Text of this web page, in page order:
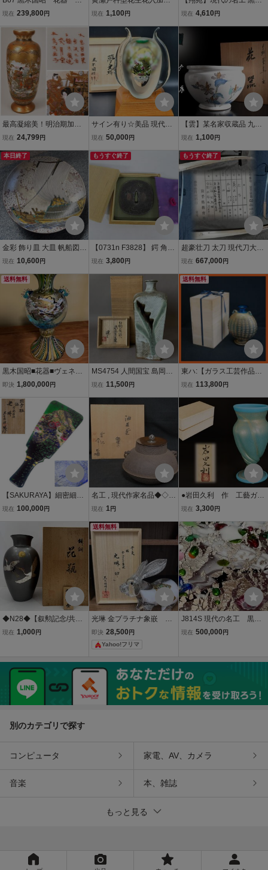
ラチナ象嵌 「光琳」
現在 239,800 円
春花古陶花器花瓶花活用
人個人蔵陶器愛好家所蔵
品
現在 1,100 円
国昭 薩摩切子 銘「猪口」
者 卓越技能者 細密細工 硝
子 酒器 盃 07.18.210
現在 4,610 円
最高凝縮美！明治期加賀
九谷最高峰名工鏑木製・
密絵付名品花瓶！特別
銘・本物保証
現在 24,799円
サイン有り☆美品 現代の
名工 黒木国昭 金彩象嵌
現在 50,000 円
【雲】某名家収蔵品 九谷
名工 武腰潤 色絵 薬草絵付
(飾壺 花入)BY8506 LTUkj
hg
現在 1,100 円
本日終了
金彩 飾り皿 大皿 帆船図
桜文様 和食器 陶磁器 イン
隆窯 北村隆 作 「プラチナ
箔 北前船」 飾皿（飾り
現在 10,600 円
もうすぐ終了
【0731n F3828】 鍔 角丸
形鉄地 責金入 葡萄唐草象
刀装具 武具 時代物 日本刀
鉄製 コレクション アンテ
現在 3,800 円
もうすぐ終了
超豪壮刀 太刀 現代刀大名
工 陸中国宮古住和吉作之
え106.3cm 元幅約36.5cm
元重約0.95cm 日本刀 刀
装具 脇差 短刀
現在 667,000 円
送料無料
黒木国昭■花器■ヴェネチ
アレース金彩象嵌「夢光
工芸
即決 1,800,000 円
MS4754 人間国宝 島岡達
三 白釉象嵌 流文方壺 高
益子焼 濱田庄司 縄文象嵌
花瓶 花入 壷 茶道具 花道
現在 11,500 円
送料無料
東ハ:【ガラス工芸作品】
現代の名工 黒木国昭造 手
ブ 」金彩 花瓶 高さ約33.8
×幅約25.5㎝ 共箱付 ★送
料無料★
現在 113,800 円
【SAKURAYA】細密細工
の希少な作品【羽子板 銘
名工 黒木国昭】ガラス工
芸 置物 オブジェ 作家 在
銘 共箱 骨董品
現在 100,000 円
名工 , 現代作家名品◆◇南
部釜師；佐藤浄清｜SATO
和銑/砂鉄造 銀摘 油屋釜
風炉用 共箱◇◆抹茶 dy16
337-R
現在 1 円
●岩田久利 作 工藝ガラ
ス 金彩 ガラス花瓶
現在 3,300 円
◆N28◆【叙勲記念/共箱
付】鋳銅 花瓶 双鶴
芸 伝統工芸品 縁起
物 未使用保管品
現在 1,000 円
送料無料
光琳 金プラチナ象嵌 干
支 卯 黒木国昭
即決 28,500 円
Yahoo!フリマ
J814S 現代の名工 黒木
国昭 花器 プラチナ象
現在 500,000 円
別のカテゴリで探す
コンピュータ 家電、AV、カメラ
音楽 本、雑誌
もっと見る